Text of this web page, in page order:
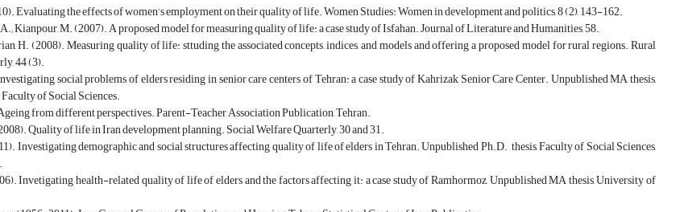
Evaluating the effects of women’s employment on their quality of life. Women Studies: Women in development and politics, 8 (2), 143-162.
Kianpour, M. (2007). A proposed model for measuring quality of life: a case study of Isfahan. Journal of Literature and Humanities, 58.
H. (2008). Measuring quality of life: sttuding the associated concepts, indices, and models and offering a proposed model for rural regions. Rural
44 (3).
social problems of elders residing in senior care centers of Tehran: a case study of Kahrizak Senior Care Center. Unpublished MA thesis,
of Social Sciences.
from different perspectives. Parent-Teacher Association Publication, Tehran.
Quality of life in Iran development planning. Social Welfare Quarterly, 30 and 31.
Investigating demographic and social structures affecting quality of life of elders in Tehran. Unpublished Ph.D. thesis, Faculty of Social Sciences,
Invetigating health-related quality of life of elders and the factors affecting it: a case study of Ramhormoz, Unpublished MA thesis, University of